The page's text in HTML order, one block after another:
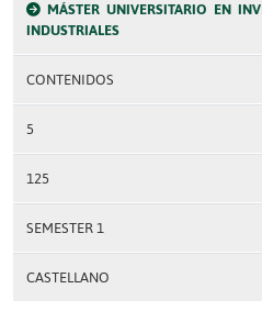
MÁSTER UNIVERSITARIO EN
INDUSTRIALES
CONTENIDOS
5
125
SEMESTER 1
CASTELLANO